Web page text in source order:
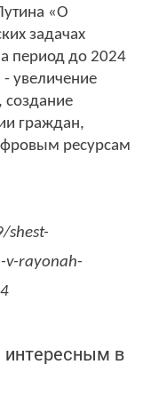
«О
задачах
период до 2024
увеличение
создание
граждан,
ресурсам
shest-
v-rayonah-
в